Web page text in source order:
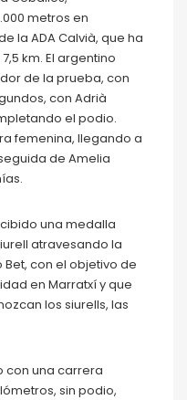
metros en
la ADA Calvià, que ha
km. El argentino
de la prueba, con
con Adrià
el podio.
femenina, llegando a
de Amelia
una medalla
atravesando la
con el objetivo de
en Marratxí y que
los siurells, las
con una carrera
sin podio,